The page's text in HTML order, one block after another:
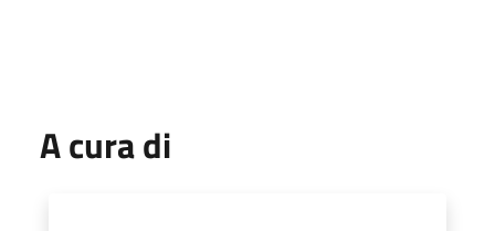
A cura di